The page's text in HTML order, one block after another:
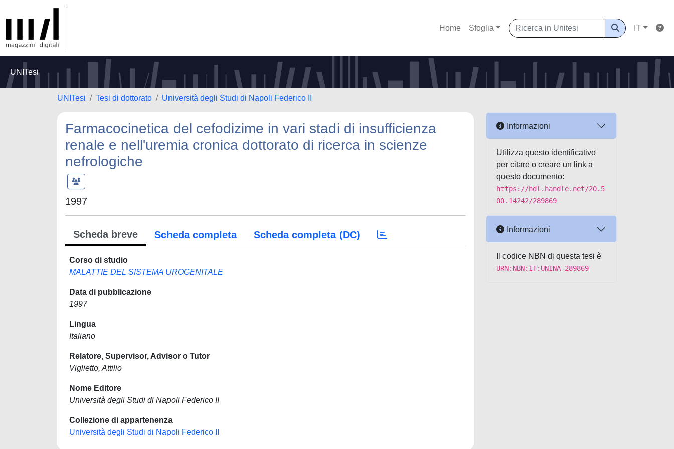
Home Sfoglia IT
UNITesi
UNITesi Tesi di dottorato Università degli Studi di Napoli Federico II
Farmacocinetica del cefodizime in vari stadi di insufficienza
renale e nell'uremia cronica dottorato di ricerca in scienze
nefrologiche
1997
Scheda breve Scheda completa Scheda completa (DC)
Corso di studio
MALATTIE DEL SISTEMA UROGENITALE
Data di pubblicazione
1997
Lingua
Italiano
Relatore, Supervisor, Advisor o Tutor
Viglietto, Attilio
Nome Editore
Università degli Studi di Napoli Federico II
Collezione di appartenenza
Università degli Studi di Napoli Federico II
Informazioni
Utilizza questo identificativo
per citare o creare un link a
questo documento:
https://hdl.handle.net/20.5
00.14242/289869
Informazioni
Il codice NBN di questa tesi è
URN:NBN:IT:UNINA-289869